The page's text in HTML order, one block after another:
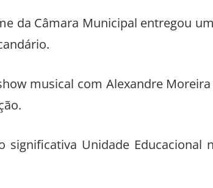
da Câmara Municipal entregou
musical com Alexandre
significativa Unidade Educacional